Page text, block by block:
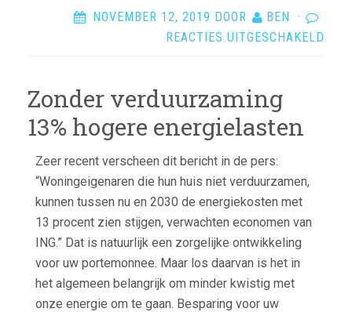
NOVEMBER 12, 2019 DOOR BEN
·
REACTIES UITGESCHAKELD
Zonder verduurzaming
13% hogere energielasten
Zeer recent verscheen dit bericht in de pers:
“Woningeigenaren die hun huis niet verduurzamen,
kunnen tussen nu en 2030 de energiekosten met
13 procent zien stijgen, verwachten economen van
ING.” Dat is natuurlijk een zorgelijke ontwikkeling
voor uw portemonnee. Maar los daarvan is het in
het algemeen belangrijk om minder kwistig met
onze energie om te gaan. Besparing voor uw